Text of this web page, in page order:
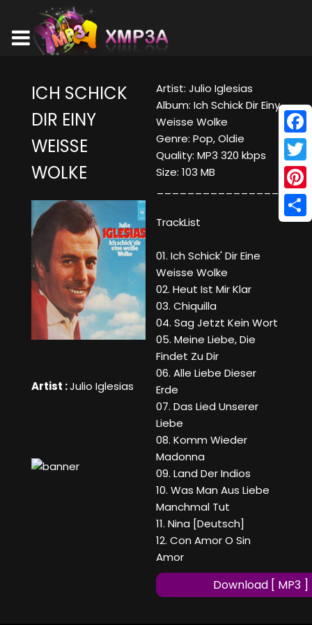
ICH SCHICK
DIR EINY
WEISSE
WOLKE
Artist :Julio Iglesias
Artist: Julio Iglesias
Album: Ich Schick Dir Einy
Weisse Wolke
Genre: Pop, Oldie
Quality: MP3 320 kbps
Size: 103 MB
TrackList
01. Ich Schick' Dir Eine
Weisse Wolke
02. Heut Ist Mir Klar
03. Chiquilla
04. Sag Jetzt Kein Wort
05. Meine Liebe, Die
Findet Zu Dir
06. Alle Liebe Dieser
Erde
07. Das Lied Unserer
Liebe
08. Komm Wieder
Madonna
09. Land Der Indios
10. Was Man Aus Liebe
Manchmal Tut
11. Nina [Deutsch]
12. Con Amor O Sin
Amor
Download [ MP3 ]